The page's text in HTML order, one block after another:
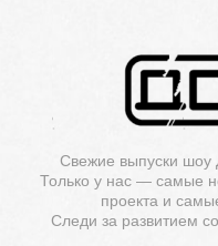
Свежие выпуски
Только у нас — самые
проекта и
Следи за развитием